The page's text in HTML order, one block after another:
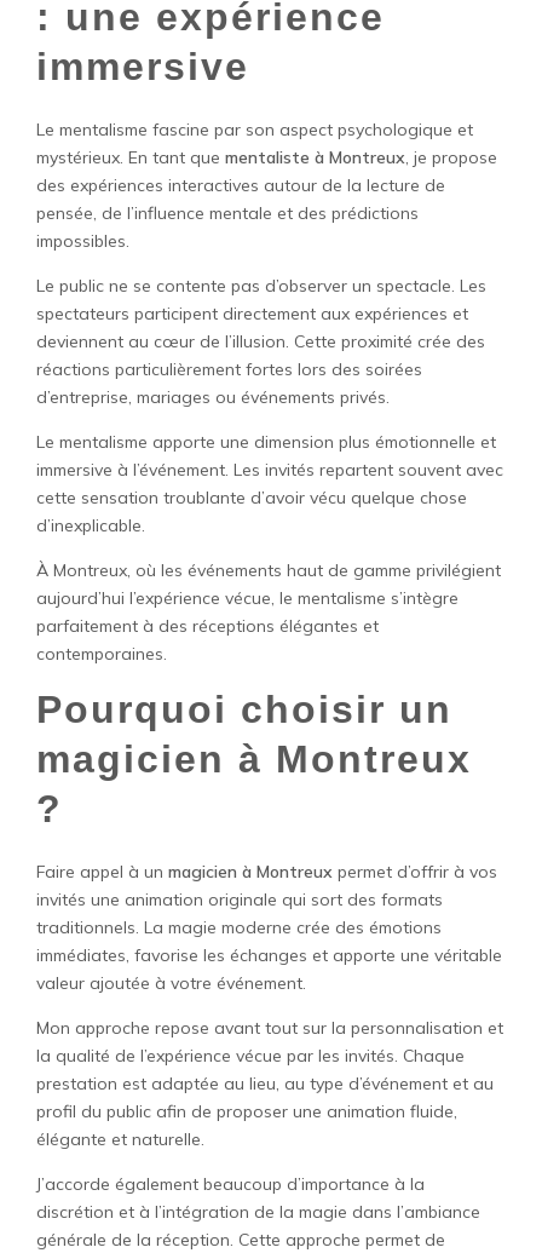
: une expérience
immersive
Le mentalisme fascine par son aspect psychologique et
mystérieux. En tant que mentaliste à Montreux, je propose
des expériences interactives autour de la lecture de
pensée, de l’influence mentale et des prédictions
impossibles.
Le public ne se contente pas d’observer un spectacle. Les
spectateurs participent directement aux expériences et
deviennent au cœur de l’illusion. Cette proximité crée des
réactions particulièrement fortes lors des soirées
d’entreprise, mariages ou événements privés.
Le mentalisme apporte une dimension plus émotionnelle et
immersive à l’événement. Les invités repartent souvent avec
cette sensation troublante d’avoir vécu quelque chose
d’inexplicable.
À Montreux, où les événements haut de gamme privilégient
aujourd’hui l’expérience vécue, le mentalisme s’intègre
parfaitement à des réceptions élégantes et
contemporaines.
Pourquoi choisir un
magicien à Montreux
?
Faire appel à un magicien à Montreux permet d’offrir à vos
invités une animation originale qui sort des formats
traditionnels. La magie moderne crée des émotions
immédiates, favorise les échanges et apporte une véritable
valeur ajoutée à votre événement.
Mon approche repose avant tout sur la personnalisation et
la qualité de l’expérience vécue par les invités. Chaque
prestation est adaptée au lieu, au type d’événement et au
profil du public afin de proposer une animation fluide,
élégante et naturelle.
J’accorde également beaucoup d’importance à la
discrétion et à l’intégration de la magie dans l’ambiance
générale de la réception. Cette approche permet de